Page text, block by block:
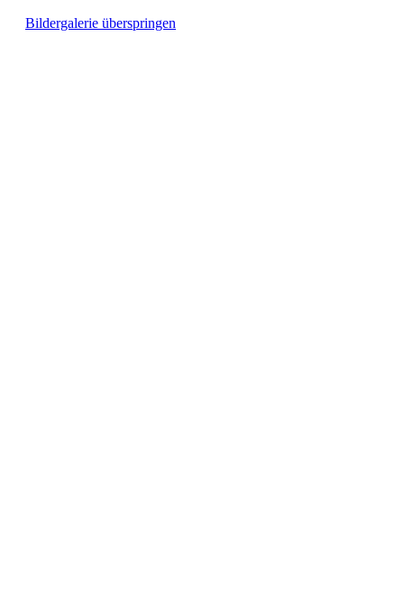
Bildergalerie überspringen